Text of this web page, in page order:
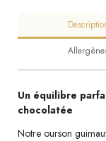
Un équilibre
chocolatée
Notre ourson